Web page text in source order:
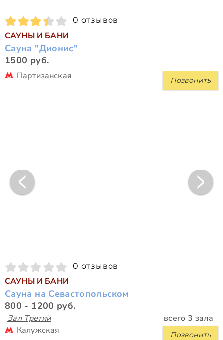
0 отзывов
САУНЫ И БАНИ
Сауна "Дионис"
1500 руб.
Позвонить
Партизанская
0 отзывов
САУНЫ И БАНИ
Сауна на Севастопольском
800 - 1200 руб.
Зал Третий всего 3 зала
Позвонить
Калужская